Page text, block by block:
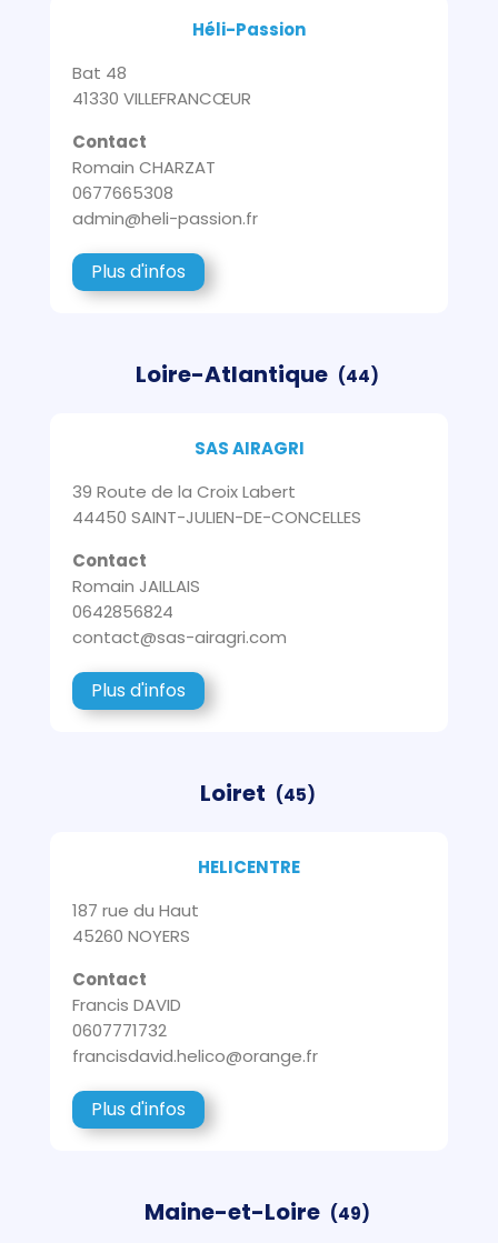
Héli-Passion
Bat 48
41330 VILLEFRANCŒUR
Contact
Romain CHARZAT
0677665308
admin@heli-passion.fr
Plus d'infos
Loire-Atlantique (44)
SAS AIRAGRI
39 Route de la Croix Labert
44450 SAINT-JULIEN-DE-CONCELLES
Contact
Romain JAILLAIS
0642856824
contact@sas-airagri.com
Plus d'infos
Loiret (45)
HELICENTRE
187 rue du Haut
45260 NOYERS
Contact
Francis DAVID
0607771732
francisdavid.helico@orange.fr
Plus d'infos
Maine-et-Loire (49)